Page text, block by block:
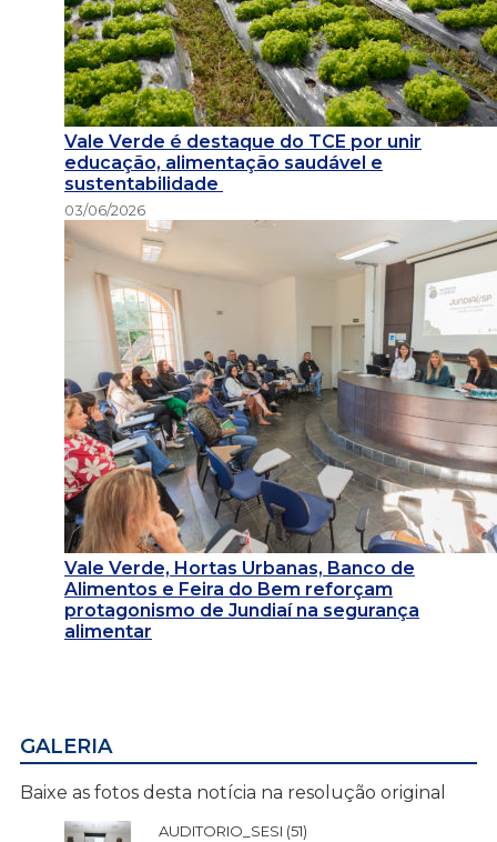
Vale Verde é destaque do TCE por unir
educação, alimentação saudável e
sustentabilidade
03/06/2026
Vale Verde, Hortas Urbanas, Banco de
Alimentos e Feira do Bem reforçam
protagonismo de Jundiaí na segurança
alimentar
GALERIA
Baixe as fotos desta notícia na resolução original
AUDITORIO_SESI (51)